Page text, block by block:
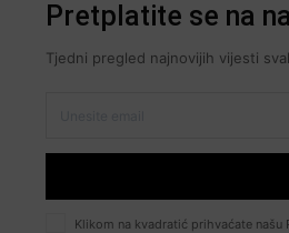
Pretplatite se na
Tjedni pregled najnovijih vijesti
Klikom na kvadratić prihvaćate